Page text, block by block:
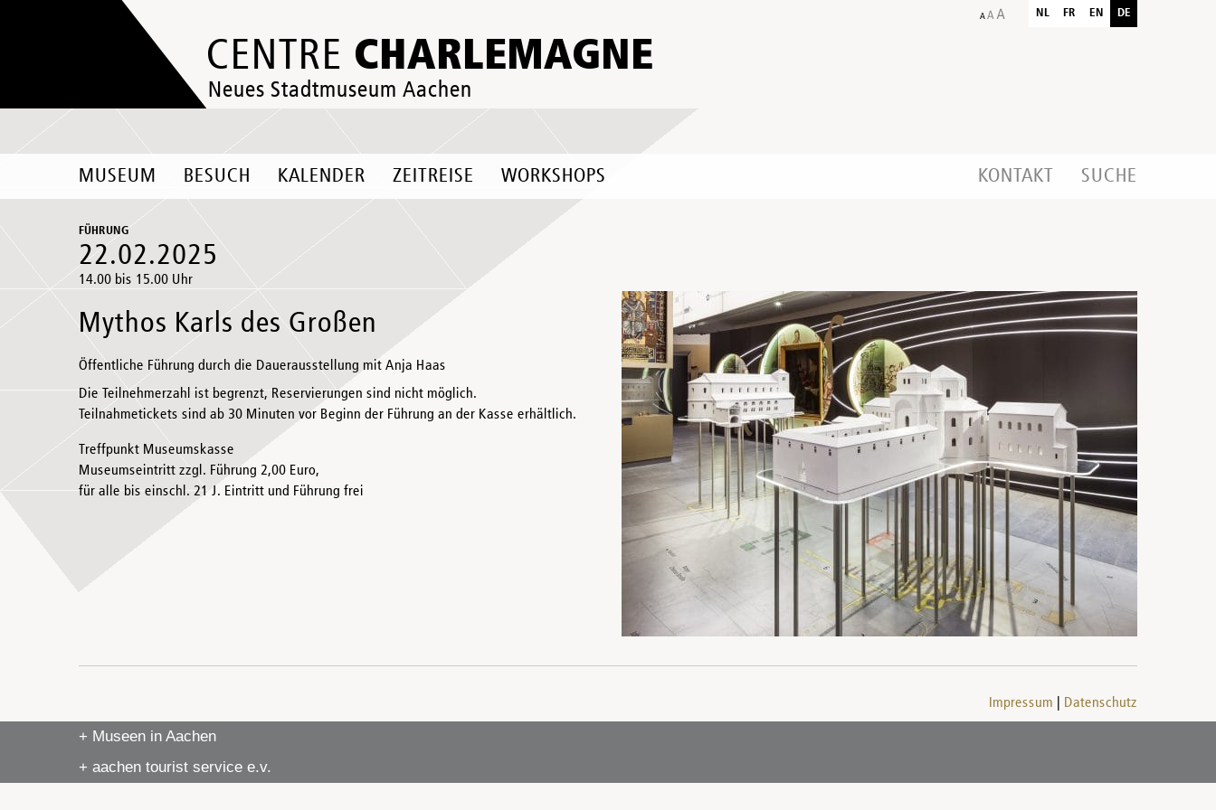
CENTRE CHARLEMAGNE
Neues Stadtmuseum Aachen
NL FR EN DE
MUSEUM BESUCH KALENDER ZEITREISE WORKSHOPS KONTAKT SUCHE
FÜHRUNG
22.02.2025
14.00 bis 15.00 Uhr
Mythos Karls des Großen
Öffentliche Führung durch die Dauerausstellung mit Anja Haas
Die Teilnehmerzahl ist begrenzt, Reservierungen sind nicht möglich.
Teilnahmetickets sind ab 30 Minuten vor Beginn der Führung an der Kasse erhältlich.
Treffpunkt Museumskasse
Museumseintritt zzgl. Führung 2,00 Euro,
für alle bis einschl. 21 J. Eintritt und Führung frei
Impressum Datenschutz
+ Museen in Aachen
+ aachen tourist service e.v.